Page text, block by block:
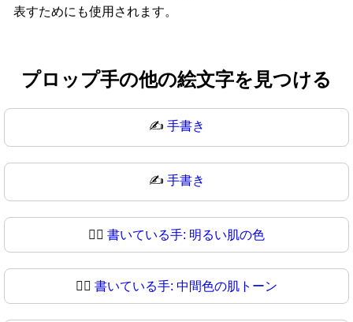
表すためにも使用されます。
プロップ手の他の絵文字を見つける
✍️ 手書き
✍ 手書き
✍🏻 書いている手: 明るい肌の色
✍🏼 書いている手: 中間色の肌トーン